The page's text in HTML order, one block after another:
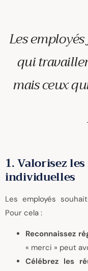
Les
qui
mais ceux
1. Valorisez
individuelles
Les employés
Pour cela :
Reconnaissez
« merci » peut
Célébrez les